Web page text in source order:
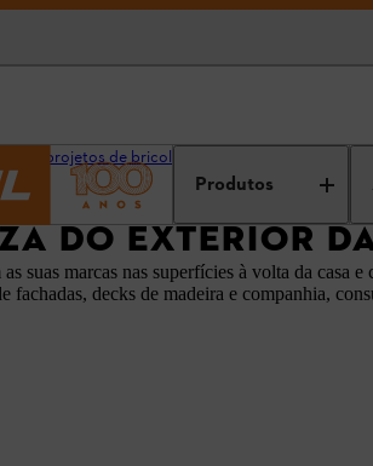
Produtos
Dicas e projetos de bricolage e jardim
DO EXTERIOR
suas marcas nas superfícies à volta da casa
fachadas, decks de madeira e companhia,